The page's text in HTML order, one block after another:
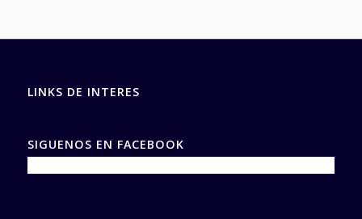
LINKS DE INTERES
SIGUENOS EN FACEBOOK